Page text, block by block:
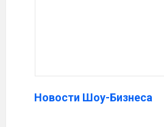
Новости Шоу-Бизнеса